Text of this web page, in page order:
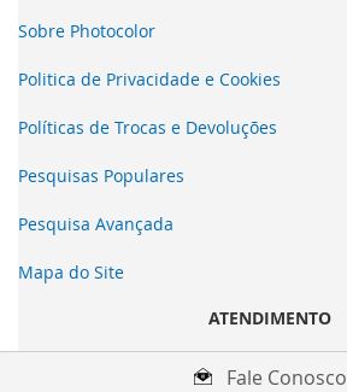
Sobre Photocolor
Politica de Privacidade e Cookies
Políticas de Trocas e Devoluções
Pesquisas Populares
Pesquisa Avançada
Mapa do Site
ATENDIMENTO
Fale Conosco